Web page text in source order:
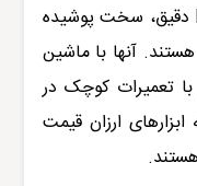
کیفیت عبور می کنند. سری Knipex دقیق، سخت پوشیده
آنها با ماشین
تعمیرات کوچک در
ارزان قیمت